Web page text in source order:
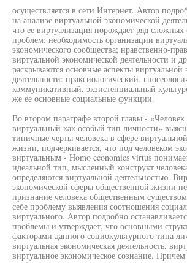
осуществляется в сети Интернет. Автор
на анализе виртуальной экономической
что ее виртуализация порождает ряд
проблем: необходимость организации
экономического сообщества; нравственно-
виртуальной экономической деятельности и
раскрываются основные аспекты виртуальной
деятельности: праксиологический,
коммуникативный, экзистенциальный
же ее основные социальные функции.
Во втором параграфе второй главы -
виртуальный как особый тип личности»
типичные черты человека в сфере
жизни, подчеркивается, что под человеком
виртуальным - Homo economics virtus
идеальной тип, мысленный конструкт
определяются виртуальной деятельностью.
экономической сферы общественной жизни
признание человека общественным
себе проблему выявления соотношения
виртуального. Автор подробно
проблемы и утверждает, чго основными
факторами данного социокультурного типа
виртуальная экономическая деятельность,
виртуальное экономическое сознание. Причем